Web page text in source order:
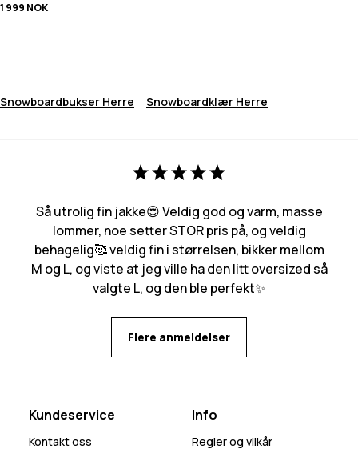
1 999 NOK
Snowboardbukser Herre Snowboardklær Herre
Så utrolig fin jakke😍 Veldig god og varm, masse
lommer, noe setter STOR pris på, og veldig
behagelig🥰 veldig fin i størrelsen, bikker mellom
M og L, og viste at jeg ville ha den litt oversized så
valgte L, og den ble perfekt✨
Flere anmeldelser
Kundeservice
Kontakt oss
Info
Regler og vilkår